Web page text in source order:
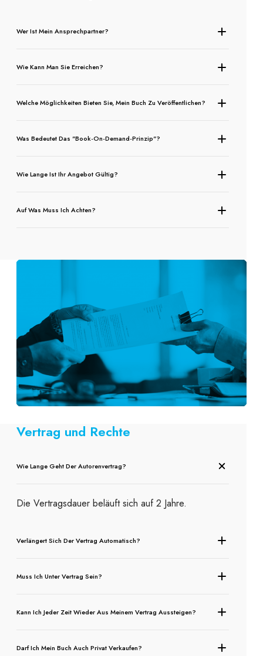
Wer Ist Mein Ansprechpartner?
Wie Kann Man Sie Erreichen?
Welche Möglichkeiten Bieten Sie, Mein Buch Zu Veröffentlichen?
Was Bedeutet Das "Book-On-Demand-Prinzip"?
Wie Lange Ist Ihr Angebot Gültig?
Auf Was Muss Ich Achten?
Vertrag und Rechte
Wie Lange Geht Der Autorenvertrag?
Die Vertragsdauer beläuft sich auf 2 Jahre.
Verlängert Sich Der Vertrag Automatisch?
Muss Ich Unter Vertrag Sein?
Kann Ich Jeder Zeit Wieder Aus Meinem Vertrag Aussteigen?
Darf Ich Mein Buch Auch Privat Verkaufen?